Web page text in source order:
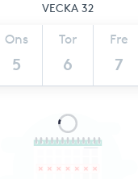
VECKA 32
Ons
5
Tor
6
Fre
7